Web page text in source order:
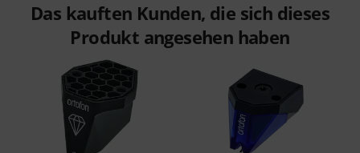
Das kauften Kunden, die sich dieses
Produkt angesehen haben